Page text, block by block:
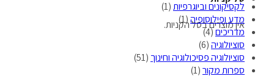
אין מוצרים בסל הקניות.
לקסיקונים וביוגרפיות(1)
מדע ופילוסופיה(1)
מדריכים(4)
סוציולוגיה(6)
סוציולוגיה פסיכולוגיה וחינוך (51)
ספרות מקור(1)